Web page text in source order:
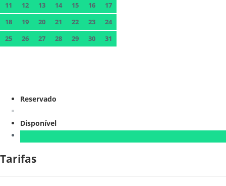
11
12 13 14 15 16
17
18
19 20 21 22 23
24
25
26 27 28 29 30 31
Reservado
Disponível
Tarifas